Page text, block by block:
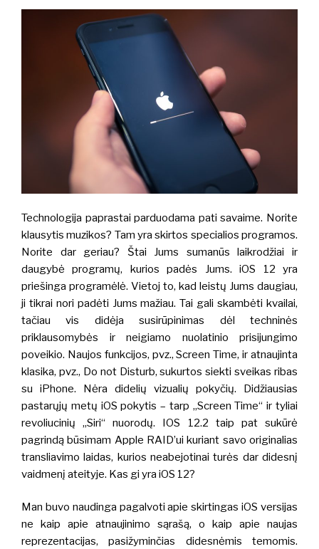
Technologija paprastai parduodama pati savaime. Norite
klausytis muzikos? Tam yra skirtos specialios programos.
Norite dar geriau? Štai Jums sumanūs laikrodžiai ir
daugybė programų, kurios padės Jums. iOS 12 yra
priešinga programėlė. Vietoj to, kad leistų Jums daugiau,
ji tikrai nori padėti Jums mažiau. Tai gali skambėti kvailai,
tačiau vis didėja susirūpinimas dėl techninės
priklausomybės ir neigiamo nuolatinio prisijungimo
poveikio. Naujos funkcijos, pvz., Screen Time, ir atnaujinta
klasika, pvz., Do not Disturb, sukurtos siekti sveikas ribas
su iPhone. Nėra didelių vizualių pokyčių. Didžiausias
pastarųjų metų iOS pokytis – tarp „Screen Time“ ir tyliai
revoliucinių „Siri“ nuorodų.
IOS 12.2 taip pat sukūrė
pagrindą būsimam Apple RAID’ui kuriant savo originalias
transliavimo laidas, kurios neabejotinai turės dar didesnį
vaidmenį ateityje. Kas gi yra iOS 12?
Man buvo naudinga pagalvoti apie skirtingas iOS versijas
ne kaip apie atnaujinimo sąrašą, o kaip apie naujas
reprezentacijas, pasižyminčias didesnėmis temomis.